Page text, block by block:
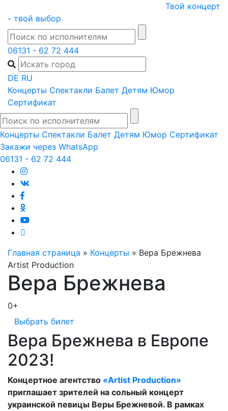
content
Твой концерт
- твой выбор
06131 - 62 72 444
DE RU
Концерты Спектакли Балет Детям Юмор
Сертификат
Концерты Спектакли Балет Детям Юмор Сертификат
Закажи через WhatsApp
06131 - 62 72 444
Главная страница » Концерты » Вера Брежнева
Artist Production
Вера Брежнева
0+
Выбрать билет
Вера Брежнева в Европе
2023!
Концертное агентство «Artist Production»
приглашает зрителей на сольный концерт
украинской певицы Веры Брежневой. В рамках